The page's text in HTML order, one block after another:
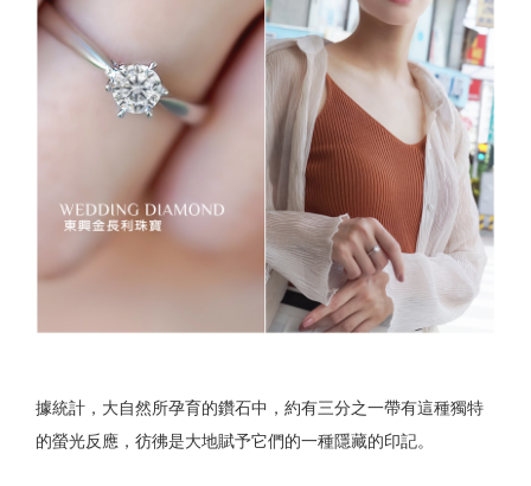
據統計，大自然所孕育的鑽石中，約有三分之一帶有這種獨特
的螢光反應，彷彿是大地賦予它們的一種隱藏的印記。